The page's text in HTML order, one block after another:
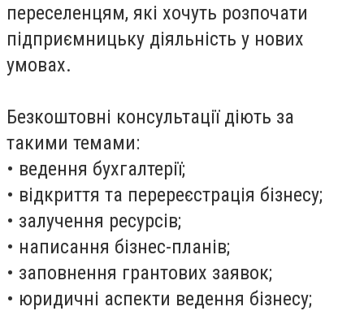
переселенцям, які хочуть розпочати
підприємницьку діяльність у нових
умовах.
Безкоштовні консультації діють за
такими темами:
• ведення бухгалтерії;
• відкриття та перереєстрація бізнесу;
• залучення ресурсів;
• написання бізнес-планів;
• заповнення грантових заявок;
• юридичні аспекти ведення бізнесу;